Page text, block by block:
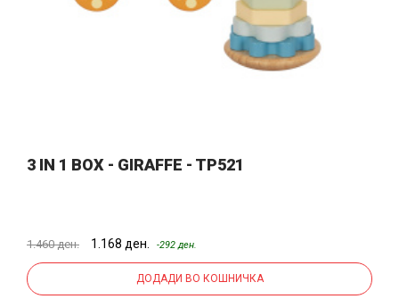
3 IN 1 BOX - GIRAFFE - TP521
1.460 ден. 1.168 ден. -292 ден.
ДОДАДИ ВО КОШНИЧКА